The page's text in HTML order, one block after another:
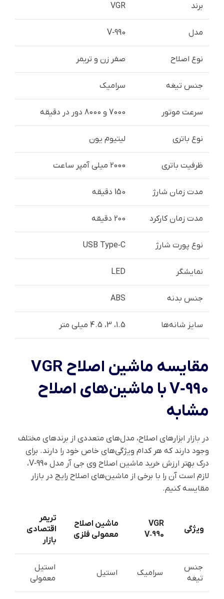
برند VGR
مدل V‑990
نوع اصلاح صفر زن و تریمر
جنس تیغه سرامیک
سرعت موتور 7000 و 8000 دور در دقیقه
نوع باتری لیتیوم یون
ظرفیت باتری 2000 میلی آمپر ساعت
مدت زمان شارژ 150 دقیقه
مدت زمان کارکرد 200 دقیقه
نوع پورت شارژ USB Type‑C
نمایشگر LED
جنس بدنه ABS
سایز شانه‌ها 1.5، 3، 4.5 میلی متر
مقایسه ماشین اصلاح VGR
V‑990 با ماشین‌های اصلاح
مشابه
در بازار ابزارهای اصلاح، مدل‌های متعددی از برندهای مختلف
وجود دارند که هر کدام ویژگی‌های خاص خود را دارند. برای
درک بهتر ارزش خرید ماشین اصلاح وی جی آر مدل V‑990،
لازم است آن را با برخی از ماشین‌های اصلاح رایج در بازار
مقایسه کنیم.
ویژگی
VGR
V‑990
ماشین اصلاح
معمولی فلزی
تریمر
اقتصادی
بازار
جنس
تیغه
سرامیک استیل
استیل
معمولی